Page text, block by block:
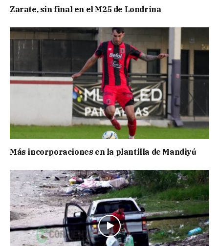
Zarate, sin final en el M25 de Londrina
Más incorporaciones en la plantilla de Mandiyú